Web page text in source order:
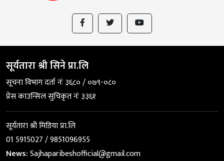
सूर्यतारा श्री सिने प्रा.लि
सूचना विभाग दर्ता नंः ३६८० / ०७९-०८०
प्रेस काउन्सिल सुचिकृत नंः ३३६१
सूर्यतारा श्री मिडिया प्रा.लि
01 5915027 / 9851096955
News:Sajhaparibeshofficial@gmail.com